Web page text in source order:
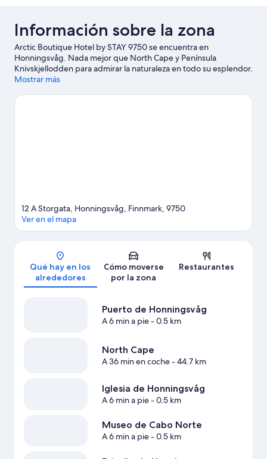
ciudad
Información sobre la zona
Arctic Boutique Hotel by STAY 9750 se encuentra en
Honningsvåg. Nada mejor que North Cape y Península
Knivskjellodden para admirar la naturaleza en todo su esplendor.
Si deseas dar un toque más activo a tus vacaciones, no te
Honningsvåg
Mostrar más
Mapa
12 A Storgata, Honningsvåg, Finnmark, 9750
Ver en el mapa
Qué hay en los
alrededores
Cómo moverse
por la zona
Restaurantes
Puerto de Honningsvåg
A 6 min a pie- 0.5 km
North Cape
A 36 min en coche- 44.7 km
Iglesia de Honningsvåg
A 6 min a pie- 0.5 km
Museo de Cabo Norte
A 6 min a pie- 0.5 km